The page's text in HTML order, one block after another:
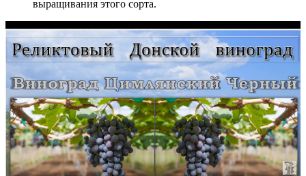
выращивания этого сорта.